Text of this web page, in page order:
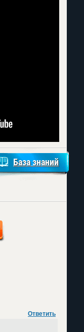
База знаний
Ответить